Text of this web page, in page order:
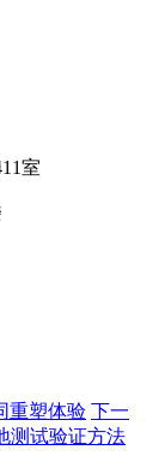
室
重塑体验 下一
测试验证方法